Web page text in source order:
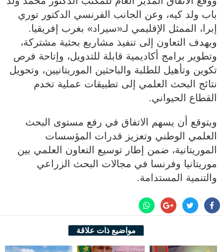
باب ولد كيه، وعن الجانب الفرنسي الدكتور توري
إبرا، الممثل الإقليمي لـ«سيراد» بغرب إفريقيا.
ويهدف التعاون إلى تنفيذ مشاريع بحثية مشتركة،
وتطوير برامج أكاديمية قابلة للتدويل، وإتاحة فرص
تكوين وتأهيل للطلبة والباحثين الموريتانيين، وتحويل
نتائج البحث العلمي إلى تطبيقات عملية تخدم
القطاع الحيواني.
ويتوقع أن يسهم الاتفاق في رفع مستوى البحث
العلمي الوطني وتعزيز قدرات المؤسسات
الموريتانية، ضمن إطار توسيع التعاون العلمي بين
موريتانيا وفرنسا في مجالات البحث الزراعي
والتنمية المستدامة.
مواضيع ذات علاقة